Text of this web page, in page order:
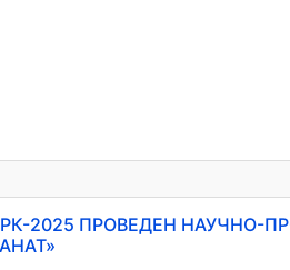
2025 ПРОВЕДЕН НАУЧНО-